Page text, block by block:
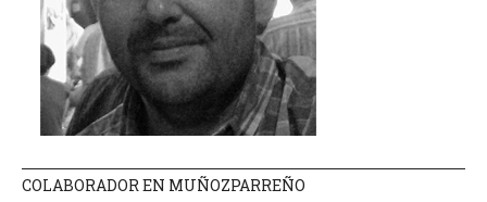
COLABORADOR EN MUÑOZPARREÑO